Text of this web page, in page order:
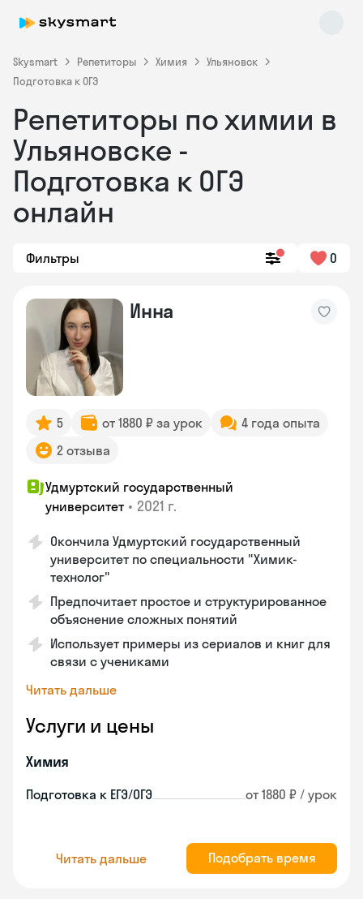
Skysmart Репетиторы Химия
Ульяновск
Подготовка к ОГЭ
Репетиторы по химии в
Ульяновске -
Подготовка к ОГЭ
онлайн
Фильтры 0
Инна
5 от 1880 ₽ за урок
4 года опыта
2 отзыва
Удмуртский государственный
университет • 2021 г.
Окончила Удмуртский государственный
университет по специальности "Химик-
технолог"
Предпочитает простое и структурированное
объяснение сложных понятий
Использует примеры из сериалов и книг для
связи с учениками
Читать дальше
Услуги и цены
Химия
Подготовка к ЕГЭ/ОГЭ от 1880 ₽ / урок
Читать дальше Подобрать время
Skysmart Chat